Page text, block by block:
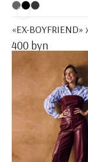
«EX-BOYFRIEND»
400 byn